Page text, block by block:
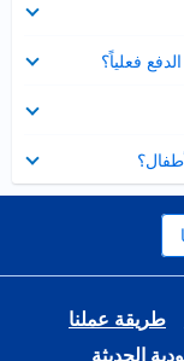
فعلياً؟
طريقة عملنا
الحديثة